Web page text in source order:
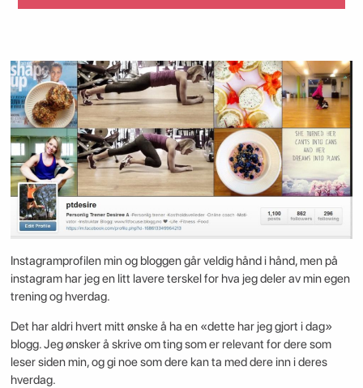
Instagramprofilen min og bloggen går veldig hånd i hånd, men på
instagram har jeg en litt lavere terskel for hva jeg deler av min egen
trening og hverdag.
Det har aldri hvert mitt ønske å ha en «dette har jeg gjort i dag»
blogg. Jeg ønsker å skrive om ting som er relevant for dere som
leser siden min, og gi noe som dere kan ta med dere inn i deres
hverdag.